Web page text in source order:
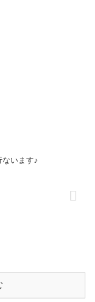
ないます♪